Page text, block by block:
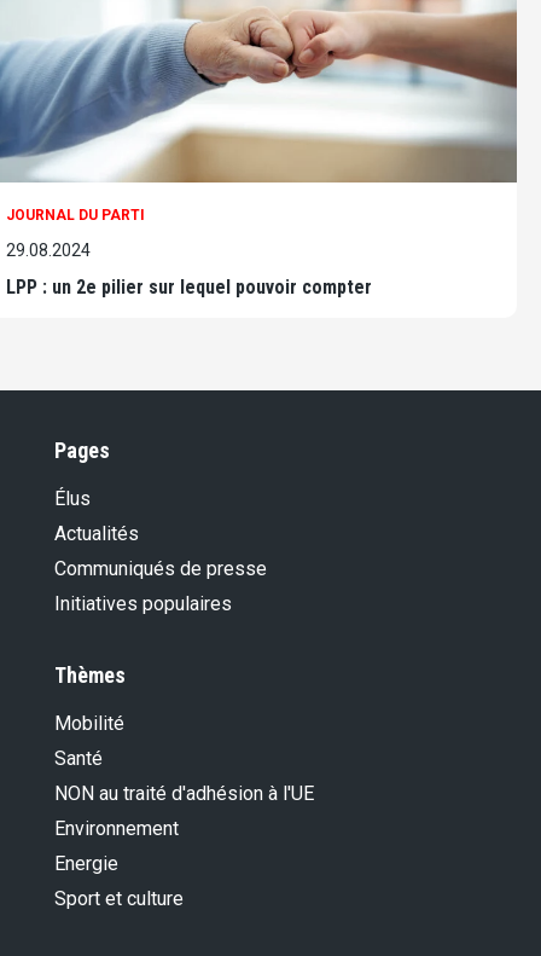
JOURNAL DU PARTI
29.08.2024
LPP : un 2e pilier sur lequel pouvoir compter
Pages
Élus
Actualités
Communiqués de presse
Initiatives populaires
Thèmes
Mobilité
Santé
NON au traité d'adhésion à l'UE
Environnement
Energie
Sport et culture